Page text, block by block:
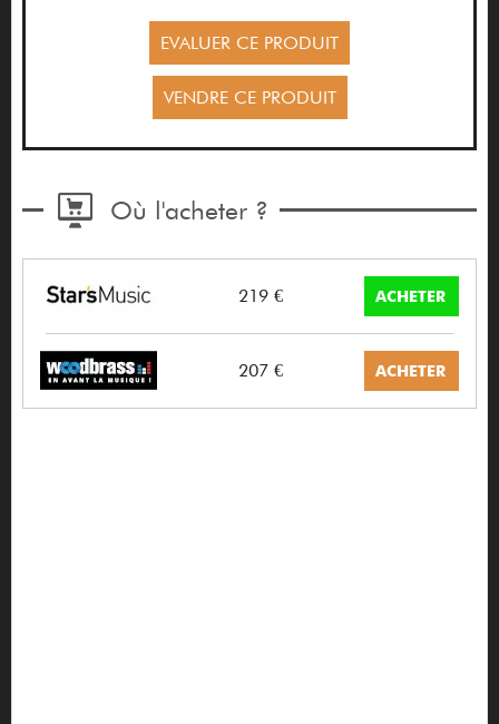
EVALUER CE PRODUIT
VENDRE CE PRODUIT
Où l'acheter ?
219 € ACHETER
207 € ACHETER